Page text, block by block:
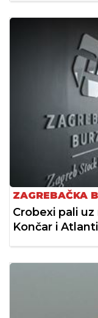
ZAGREBAČKA
Crobexi pali
Končar i